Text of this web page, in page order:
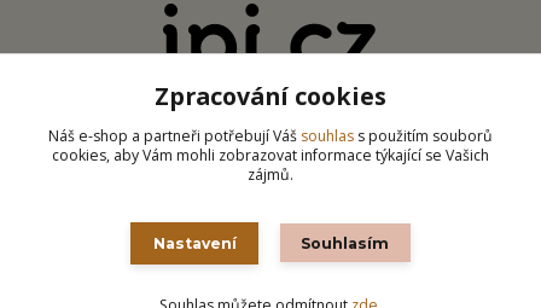
info@ipj.cz
Zpracování cookies
Náš e-shop a partneři potřebují Váš souhlas s použitím souborů
cookies, aby Vám mohli zobrazovat informace týkající se Vašich
zájmů.
Nastavení Souhlasím